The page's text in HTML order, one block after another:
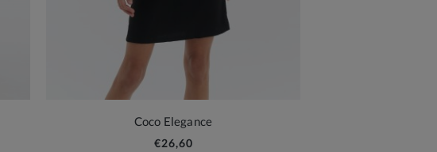
Coco Elegance
€26,60